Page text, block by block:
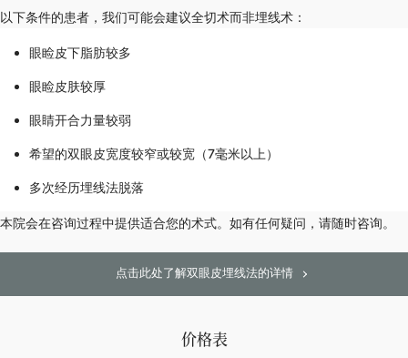
以下条件的患者，我们可能会建议全切术而非埋线术：
眼睑皮下脂肪较多
眼睑皮肤较厚
眼睛开合力量较弱
希望的双眼皮宽度较窄或较宽（7毫米以上）
多次经历埋线法脱落
本院会在咨询过程中提供适合您的术式。如有任何疑问，请随时咨询。
点击此处了解双眼皮埋线法的详情
价格表